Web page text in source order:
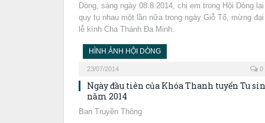
Dòng, sáng ngày 08.8.2014, chị em trong Hội Dòng lại
quy tụ nhau một lần nữa trong ngày Giỗ Tổ, mừng đại
lễ kính Cha Thánh Đa Minh.
HÌNH ẢNH HỘI DÒNG
23/07/2014 0
Ngày đầu tiên của Khóa Thanh tuyển Tu
năm 2014
Ban Truyền Thông